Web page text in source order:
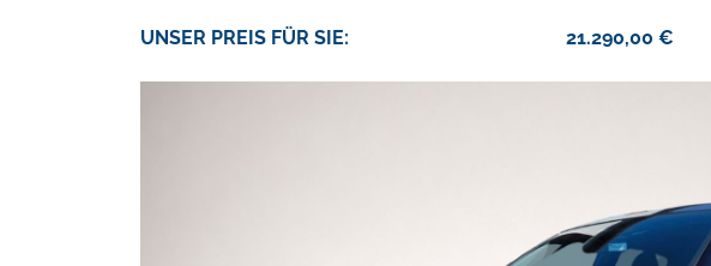
UNSER PREIS FÜR SIE: 21.290,00 €